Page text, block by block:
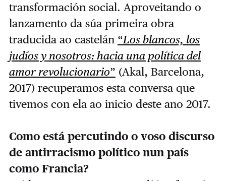
transformación social. Aproveitando o
lanzamento da súa primeira obra
traducida ao castelán “Los blancos, los
judíos y nosotros: hacia una política del
amor revolucionario” (Akal, Barcelona,
2017) recuperamos esta conversa que
tivemos con ela ao inicio deste ano 2017.
Como está percutindo o voso discurso
de antirracismo político nun país
como Francia?